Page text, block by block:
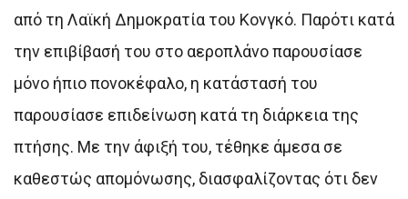
από τη Λαϊκή Δημοκρατία του Κονγκό. Παρότι κατά
την επιβίβασή του στο αεροπλάνο παρουσίασε
μόνο ήπιο πονοκέφαλο, η κατάστασή του
παρουσίασε επιδείνωση κατά τη διάρκεια της
πτήσης. Με την άφιξή του, τέθηκε άμεσα σε
καθεστώς απομόνωσης, διασφαλίζοντας ότι δεν